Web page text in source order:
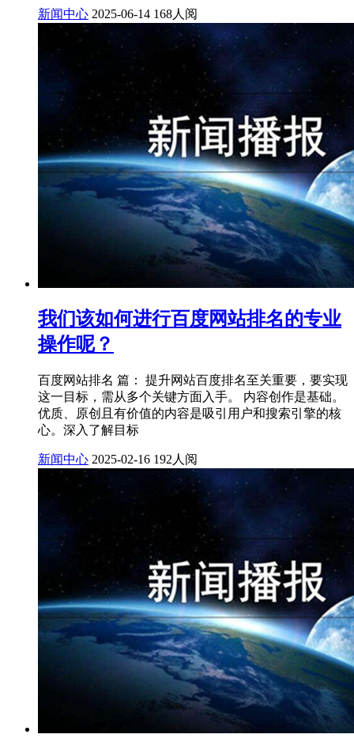
新闻中心 2025-06-14 168人阅
我们该如何进行百度网站排名的专业
操作呢？
百度网站排名 篇： 提升网站百度排名至关重要，要实现
这一目标，需从多个关键方面入手。 内容创作是基础。
优质、原创且有价值的内容是吸引用户和搜索引擎的核
心。深入了解目标
新闻中心 2025-02-16 192人阅